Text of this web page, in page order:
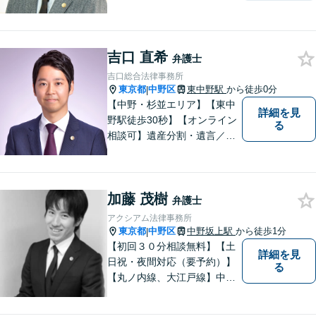
はありません。お気軽に弁護
士にご相談ください【休日・
夜間相談可】
吉口 直希 弁護士
吉口総合法律事務所
東京都|中野区 東中野駅 から徒歩0分
【中野・杉並エリア】【東中
野駅徒歩30秒】【オンライン
相談可】遺産分割・遺言／不
依頼者様の目線に立ち早期問
題解決に取り組みます。お気
軽にご相談ください【完全個
室】
詳細を見
る
加藤 茂樹 弁護士
アクシアム法律事務所
東京都|中野区 中野坂上駅 から徒歩1分
【初回３０分相談無料】【土
日祝・夜間対応（要予約）】
【丸ノ内線、大江戸線】中野
詳細を見
る